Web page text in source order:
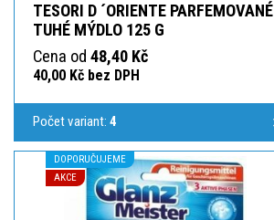
TESORI D ´ORIENTE PARFEMOVANÉ
TUHÉ MÝDLO 125 G
Cena od 48,40 Kč
40,00 Kč bez DPH
Počet variant: 4
DOPORUČUJEME
AKCE